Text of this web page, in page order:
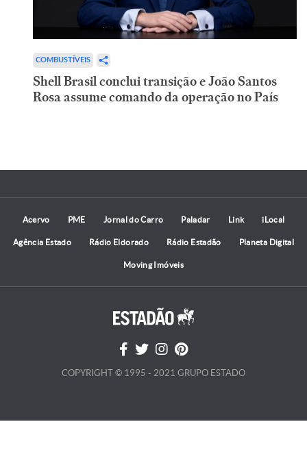
COMBUSTÍVEIS
Shell Brasil conclui transição e João Santos
Rosa assume comando da operação no País
Acervo PME Jornal do Carro Paladar Link iLocal
Agência Estado Rádio Eldorado Rádio Estadão Planeta Digital
Moving Imóveis
COPYRIGHT © 1995 - 2021 GRUPO ESTADO